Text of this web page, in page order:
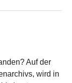
Auf der
wird in